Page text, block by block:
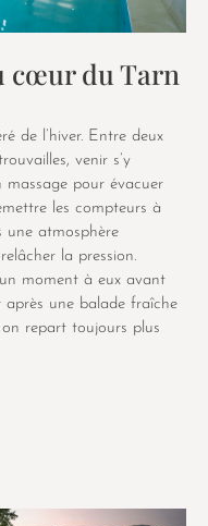
cœur du Tarn
de l’hiver. Entre deux
venir s’y
pour évacuer
les compteurs à
une atmosphère
la pression.
moment à eux avant
après une balade fraîche
repart toujours plus